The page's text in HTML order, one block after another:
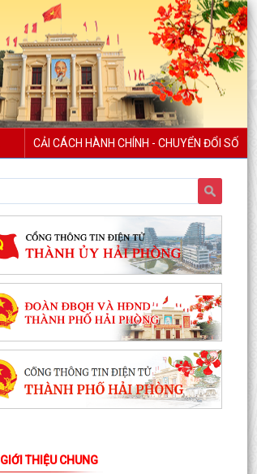
CẢI CÁCH HÀNH CHÍNH - CHUYỂN ĐỔI SỐ
GIỚI THIỆU CHUNG